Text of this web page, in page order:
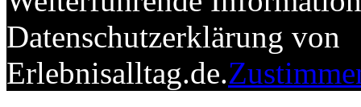
Datenschutzerklärung von
Erlebnisalltag.de.